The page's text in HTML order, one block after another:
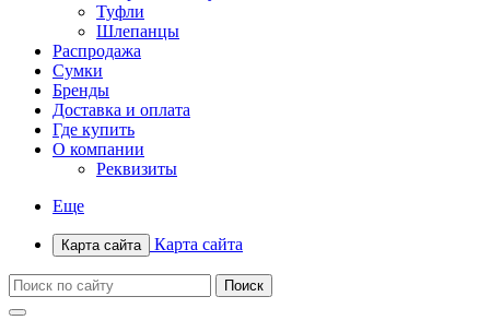
Туфли
Шлепанцы
Распродажа
Сумки
Бренды
Доставка и оплата
Где купить
О компании
Реквизиты
Еще
Карта сайта Карта сайта